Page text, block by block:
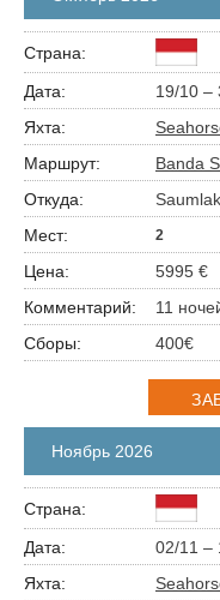
19/10 –
Banda
2
5995 €
11
400€
Ноябрь 2026
02/11 –